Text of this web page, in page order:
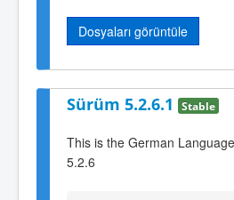
Dosyaları görüntüle
Sürüm 5.2.6.1 Stable
This is the German
5.2.6